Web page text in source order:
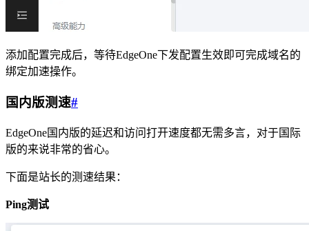
添加配置完成后，等待EdgeOne下发配置生效即可完成域名的
绑定加速操作。
国内版测速#
EdgeOne国内版的延迟和访问打开速度都无需多言，对于国际
版的来说非常的省心。
下面是站长的测速结果：
Ping测试